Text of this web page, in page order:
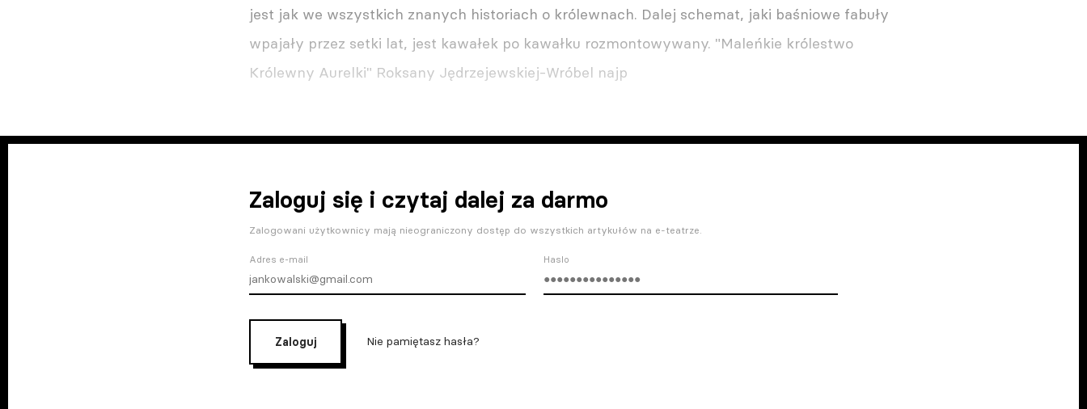
jest jak we wszystkich znanych historiach o królewnach. Dalej schemat, jaki baśniowe fabuły
wpajały przez setki lat, jest kawałek po kawałku rozmontowywany. "Maleńkie królestwo
Królewny Aurelki" Roksany Jędrzejewskiej-Wróbel najp
Zaloguj się i czytaj dalej za darmo
Zalogowani użytkownicy mają nieograniczony dostęp do wszystkich artykułów na e-teatrze.
Adres e-mail Haslo
Zaloguj Nie pamiętasz hasła?